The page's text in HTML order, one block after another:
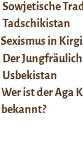
Sowjetische
Tadschikistan
Sexismus in
Der
Usbekistan
Wer ist der Aga
bekannt?